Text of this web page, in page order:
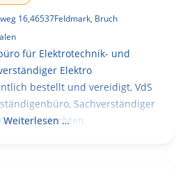
16,46537Feldmark, Bruch
für Elektrotechnik- und
Elektro
bestellt und vereidigt, VdS
Sachverständiger
Weiterlesen …